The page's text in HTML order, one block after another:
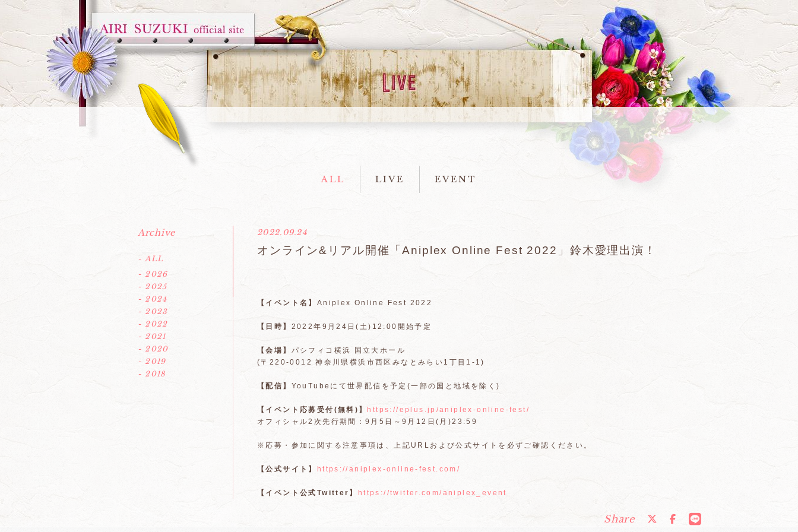
ALL LIVE EVENT
2022.09.24
オンライン&リアル開催「Aniplex Online Fest 2022」鈴木愛理出演！
【イベント名】 Aniplex Online Fest 2022
【日時】 2022年9月24日(土)12:00開始予定
【会場】 パシフィコ横浜 国立大ホール
(〒220-0012 神奈川県横浜市西区みなとみらい1丁目1-1)
【配信】 YouTubeにて世界配信を予定(一部の国と地域を除く)
【イベント応募受付(無料)】
https://eplus.jp/aniplex-online-fest/
オフィシャル2次先行期間：9月5日～9月12日(月)23:59
※応募・参加に関する注意事項は、上記URLおよび公式サイトを必ずご確認ください。
【公式サイト】 https://aniplex-online-fest.com/
【イベント公式Twitter】 https://twitter.com/aniplex_event
Share
Archive
- ALL
- 2026
- 2025
- 2024
- 2023
- 2022
- 2021
- 2020
- 2019
- 2018